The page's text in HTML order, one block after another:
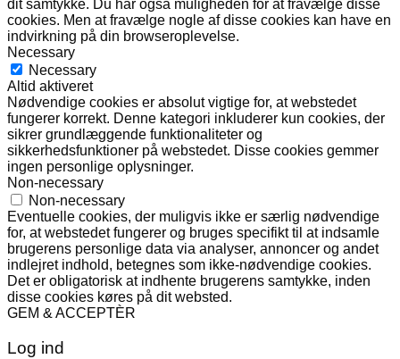
dit samtykke. Du har også muligheden for at fravælge disse
cookies. Men at fravælge nogle af disse cookies kan have en
indvirkning på din browseroplevelse.
Necessary
Necessary
Altid aktiveret
Nødvendige cookies er absolut vigtige for, at webstedet
fungerer korrekt. Denne kategori inkluderer kun cookies, der
sikrer grundlæggende funktionaliteter og
sikkerhedsfunktioner på webstedet. Disse cookies gemmer
ingen personlige oplysninger.
Non-necessary
Non-necessary
Eventuelle cookies, der muligvis ikke er særlig nødvendige
for, at webstedet fungerer og bruges specifikt til at indsamle
brugerens personlige data via analyser, annoncer og andet
indlejret indhold, betegnes som ikke-nødvendige cookies.
Det er obligatorisk at indhente brugerens samtykke, inden
disse cookies køres på dit websted.
GEM & ACCEPTÈR
Log ind